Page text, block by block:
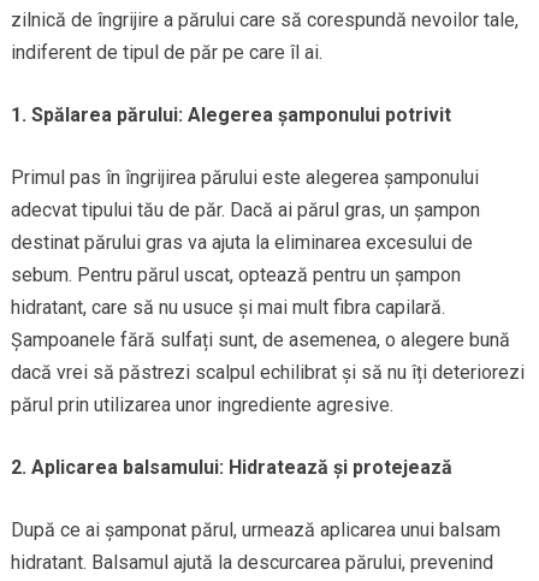
zilnică de îngrijire a părului care să corespundă nevoilor tale,
indiferent de tipul de păr pe care îl ai.
1. Spălarea părului: Alegerea șamponului potrivit
Primul pas în îngrijirea părului este alegerea șamponului
adecvat tipului tău de păr. Dacă ai părul gras, un șampon
destinat părului gras va ajuta la eliminarea excesului de
sebum. Pentru părul uscat, optează pentru un șampon
hidratant, care să nu usuce și mai mult fibra capilară.
Șampoanele fără sulfați sunt, de asemenea, o alegere bună
dacă vrei să păstrezi scalpul echilibrat și să nu îți deteriorezi
părul prin utilizarea unor ingrediente agresive.
2. Aplicarea balsamului: Hidratează și protejează
După ce ai șamponat părul, urmează aplicarea unui balsam
hidratant. Balsamul ajută la descurcarea părului, prevenind